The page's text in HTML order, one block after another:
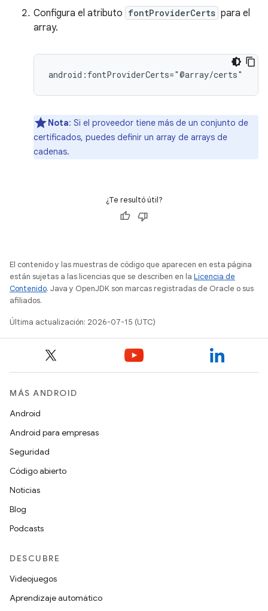
Configura el atributo fontProviderCerts para el
array.
android:fontProviderCerts="@array/certs"
Nota: Si el proveedor tiene más de un conjunto de
certificados, puedes definir un array de arrays de
cadenas.
¿Te resultó útil?
El contenido y las muestras de código que aparecen en esta página
están sujetas a las licencias que se describen en la Licencia de
Contenido. Java y OpenJDK son marcas registradas de Oracle o sus
afiliados.
Última actualización: 2026-07-15 (UTC)
MÁS ANDROID
Android
Android para empresas
Seguridad
Código abierto
Noticias
Blog
Podcasts
DESCUBRE
Videojuegos
Aprendizaje automático